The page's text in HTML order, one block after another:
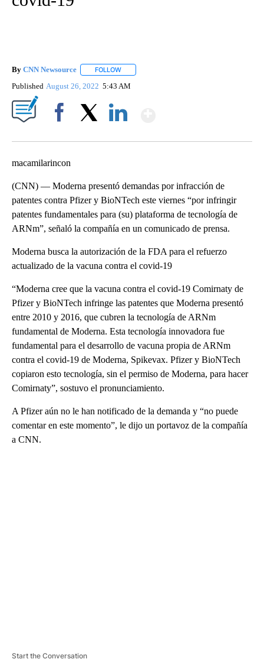
By CNN Newsource FOLLOW
Published August 26, 2022 5:43 AM
macamilarincon
(CNN) –– Moderna presentó demandas por infracción de
patentes contra Pfizer y BioNTech este viernes “por infringir
patentes fundamentales para (su) plataforma de tecnología de
ARNm”, señaló la compañía en un comunicado de prensa.
Moderna busca la autorización de la FDA para el refuerzo
actualizado de la vacuna contra el covid-19
“Moderna cree que la vacuna contra el covid-19 Comirnaty de
Pfizer y BioNTech infringe las patentes que Moderna presentó
entre 2010 y 2016, que cubren la tecnología de ARNm
fundamental de Moderna. Esta tecnología innovadora fue
fundamental para el desarrollo de vacuna propia de ARNm
contra el covid-19 de Moderna, Spikevax. Pfizer y BioNTech
copiaron esto tecnología, sin el permiso de Moderna, para hacer
Comirnaty”, sostuvo el pronunciamiento.
A Pfizer aún no le han notificado de la demanda y “no puede
comentar en este momento”, le dijo un portavoz de la compañía
a CNN.
Start the Conversation